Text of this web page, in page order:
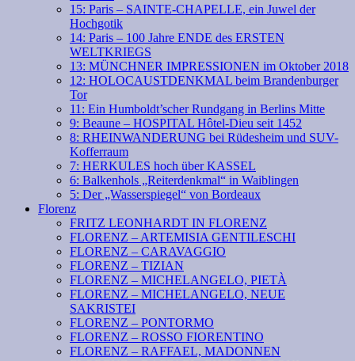
15: Paris – SAINTE-CHAPELLE, ein Juwel der
Hochgotik
14: Paris – 100 Jahre ENDE des ERSTEN
WELTKRIEGS
13: MÜNCHNER IMPRESSIONEN im Oktober 2018
12: HOLOCAUSTDENKMAL beim Brandenburger
Tor
11: Ein Humboldt’scher Rundgang in Berlins Mitte
9: Beaune – HOSPITAL Hôtel-Dieu seit 1452
8: RHEINWANDERUNG bei Rüdesheim und SUV-
Kofferraum
7: HERKULES hoch über KASSEL
6: Balkenhols „Reiterdenkmal“ in Waiblingen
5: Der „Wasserspiegel“ von Bordeaux
Florenz
FRITZ LEONHARDT IN FLORENZ
FLORENZ – ARTEMISIA GENTILESCHI
FLORENZ – CARAVAGGIO
FLORENZ – TIZIAN
FLORENZ – MICHELANGELO, PIETÀ
FLORENZ – MICHELANGELO, NEUE
SAKRISTEI
FLORENZ – PONTORMO
FLORENZ – ROSSO FIORENTINO
FLORENZ – RAFFAEL, MADONNEN